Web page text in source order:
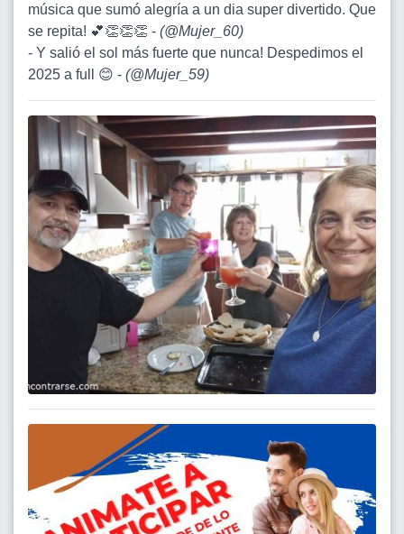
música que sumó alegría a un dia super divertido. Que
se repita! 💕👏👏👏 - (@Mujer_60)
- Y salió el sol más fuerte que nunca! Despedimos el
2025 a full 😊 - (@Mujer_59)